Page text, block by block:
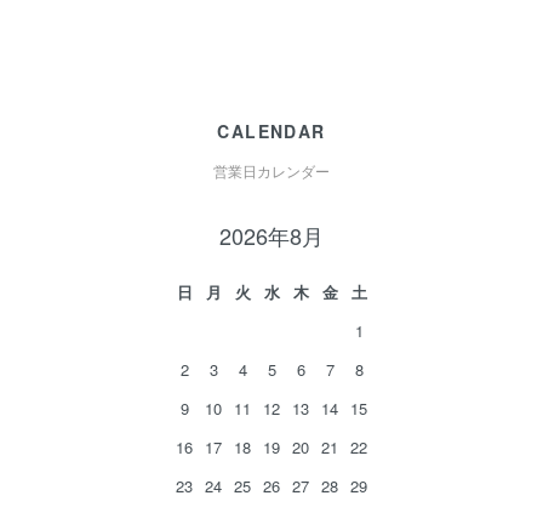
CALENDAR
営業日カレンダー
2026年8月
日 月 火 水 木 金
土
1
2
3 4 5 6 7
8
9
10 11 12 13 14 15
16 17 18 19 20 21
22
23 24 25 26 27 28 29